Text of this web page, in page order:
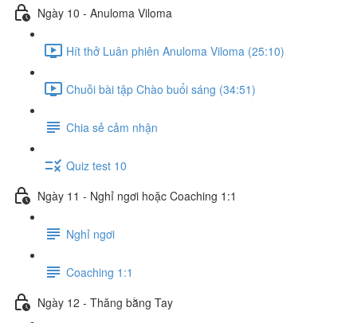
Ngày 10 - Anuloma Viloma
Hít thở Luân phiên Anuloma Viloma (25:10)
Chuỗi bài tập Chào buổi sáng (34:51)
Chia sẻ cảm nhận
Quiz test 10
Ngày 11 - Nghỉ ngơi hoặc Coaching 1:1
Nghỉ ngơi
Coaching 1:1
Ngày 12 - Thăng bằng Tay